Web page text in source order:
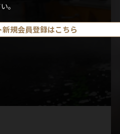
。
規会員登録はこちら